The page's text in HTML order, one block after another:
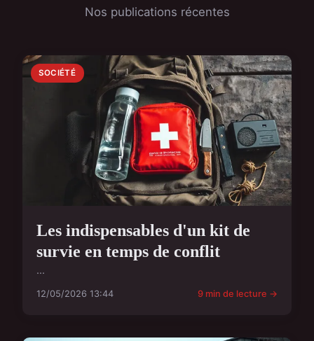
Nos publications récentes
SOCIÉTÉ
Les indispensables d'un kit de
survie en temps de conflit
...
12/05/2026 13:44 9 min de lecture →